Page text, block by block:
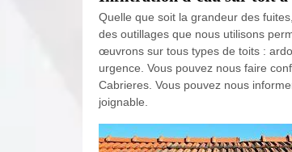
Quelle que soit la grandeur des
des outillages que nous utilisons
œuvrons sur tous types de toits :
urgence. Vous pouvez nous faire
Cabrieres. Vous pouvez nous
joignable.